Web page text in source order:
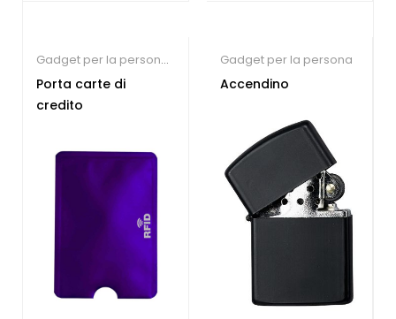
Gadget per la persona
Sindacati
Porta carte di
credito
Gadget per la persona
Accendino